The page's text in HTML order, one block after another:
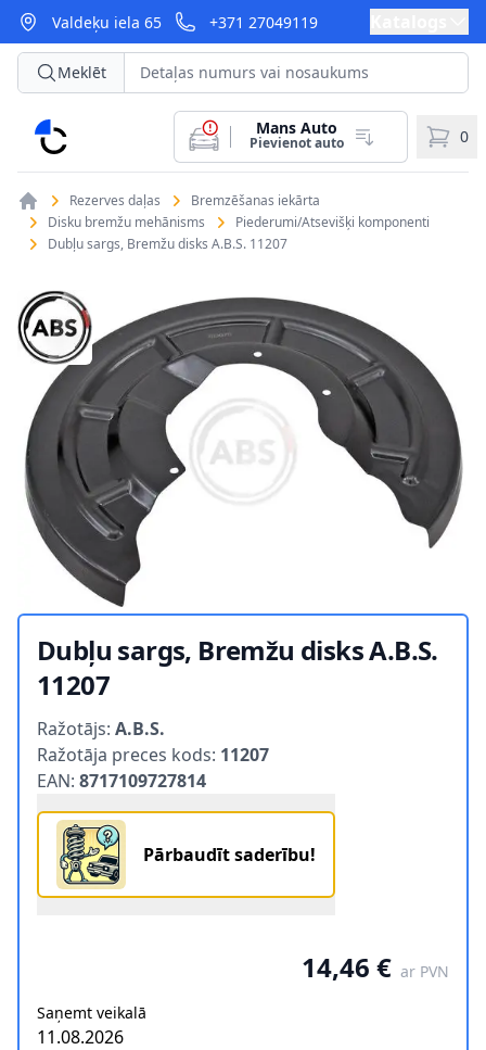
Valdeķu iela 65 +371 27049119
CarParts
Meklēt
Mans Auto
Pievienot auto 0
Rezerves daļas
Bremzēšanas iekārta
Disku bremžu mehānisms
Piederumi/Atsevišķi komponenti
Dubļu sargs, Bremžu disks A.B.S. 11207
Dubļu sargs, Bremžu disks A.B.S.
11207
Ražotājs: A.B.S.
Ražotāja preces kods: 11207
EAN: 8717109727814
Pārbaudīt saderību!
14,46 € ar PVN
Saņemt veikalā
11.08.2026